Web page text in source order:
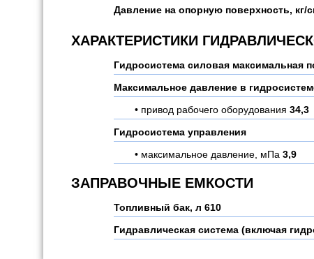
Давление на опорную поверхность, кг/
ХАРАКТЕРИСТИКИ
Гидросистема силовая максимальная
Максимальное давление в
привод рабочего оборудования 34,3
Гидросистема управления
максимальное давление, мПа 3,9
ЗАПРАВОЧНЫЕ ЕМКОСТИ
Топливный бак, л 610
Гидравлическая система (включая